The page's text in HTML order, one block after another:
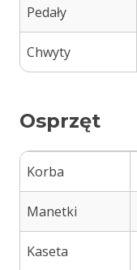
Pedały
Chwyty
Osprzęt
Korba
Manetki
Kaseta